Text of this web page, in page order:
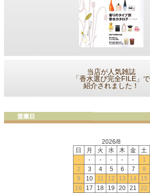
当店が人気雑誌
「香水選び完全FILE」で
紹介されました！
2026/8
日
月 火 水 木 金
土
-
- - - - -
1
2
3 4 5 6 7
8
9
10 11 12 13 14
15
16
17 18 19 20 21 22